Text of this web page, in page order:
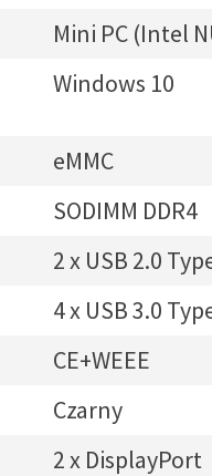
Mini PC (Intel
Windows 10
eMMC
SODIMM DDR4
2 x USB 2.0
4 x USB 3.0
CE+WEEE
Czarny
2 x DisplayPort